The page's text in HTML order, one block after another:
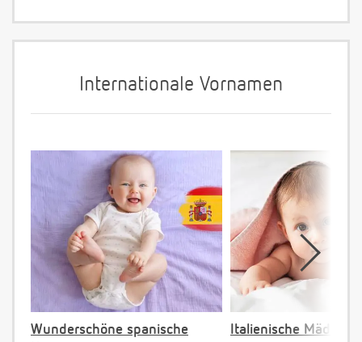
Internationale Vornamen
Wunderschöne spanische
Italienische